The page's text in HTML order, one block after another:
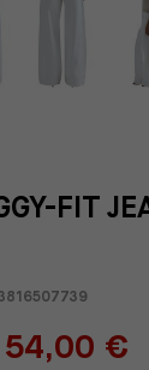
FIT
54,00 €